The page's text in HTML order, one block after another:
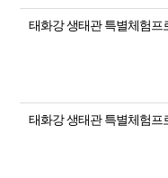
태화강 생태관 특별체험
태화강 생태관 특별체험